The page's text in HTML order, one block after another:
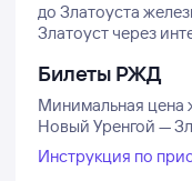
до Златоуста
Златоуст через
Билеты РЖД
Минимальная цена
Новый Уренгой —
Инструкция по